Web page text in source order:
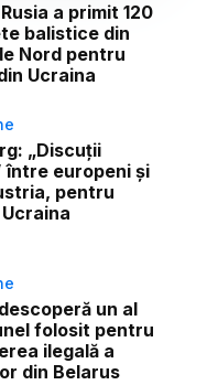
a primit 120
balistice din
Nord pentru
Ucraina
„Discuții
între europeni și
pentru
un al
folosit pentru
ilegală a
din Belarus